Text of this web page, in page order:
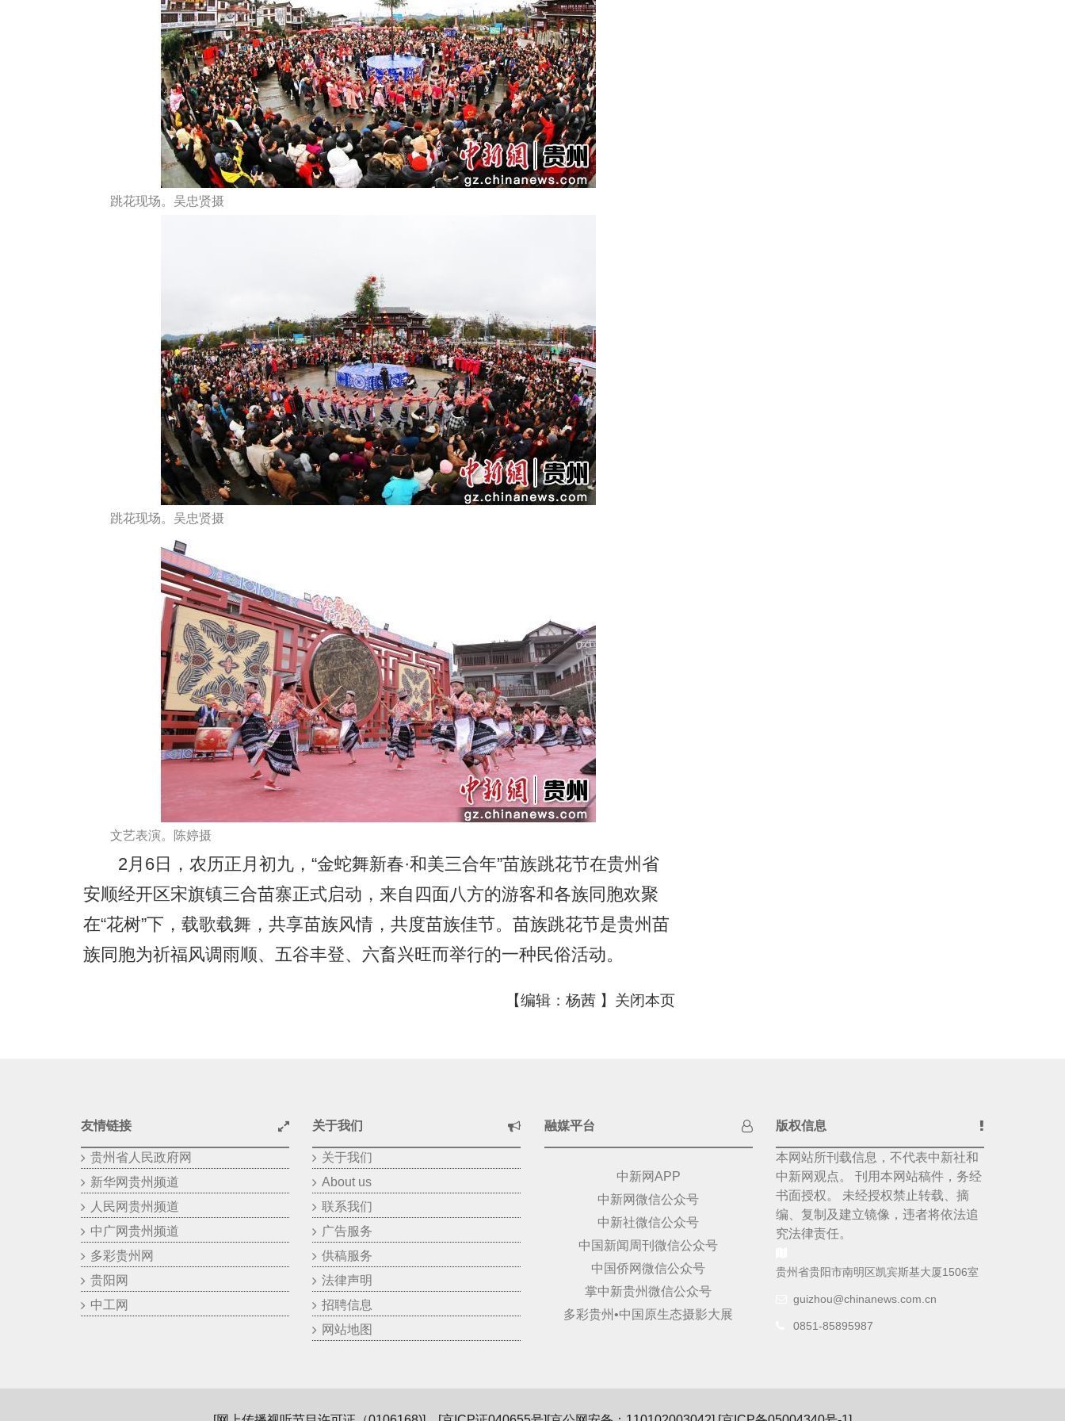
跳花现场。吴忠贤摄
跳花现场。吴忠贤摄
文艺表演。陈婷摄
2月6日，农历正月初九，“金蛇舞新春·和美三合年”苗族跳花节在贵州省
安顺经开区宋旗镇三合苗寨正式启动，来自四面八方的游客和各族同胞欢聚
在“花树”下，载歌载舞，共享苗族风情，共度苗族佳节。苗族跳花节是贵州苗
族同胞为祈福风调雨顺、五谷丰登、六畜兴旺而举行的一种民俗活动。
【编辑：杨茜 】 关闭本页
友情链接
贵州省人民政府网
新华网贵州频道
人民网贵州频道
中广网贵州频道
多彩贵州网
贵阳网
中工网
关于我们
关于我们
About us
联系我们
广告服务
供稿服务
法律声明
招聘信息
网站地图
融媒平台
中新网APP
中新网微信公众号
中新社微信公众号
中国新闻周刊微信公众号
中国侨网微信公众号
掌中新贵州微信公众号
多彩贵州•中国原生态摄影大展
版权信息
本网站所刊载信息，不代表中新社和
中新网观点。 刊用本网站稿件，务经
书面授权。 未经授权禁止转载、摘
编、复制及建立镜像，违者将依法追
究法律责任。
贵州省贵阳市南明区凯宾斯基大厦1506室
guizhou@chinanews.com.cn
0851-85895987